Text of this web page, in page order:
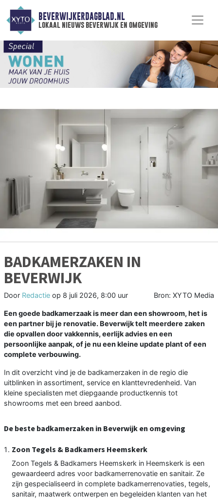
BEVERWIJKERDAGBLAD.NL
lokaal nieuws beverwijk en omgeving
BADKAMERZAKEN IN
BEVERWIJK
Door Redactie op 8 juli 2026, 8:00 uur Bron: XYTO Media
Een goede badkamerzaak is meer dan een showroom, het is
een partner bij je renovatie. Beverwijk telt meerdere zaken
die opvallen door vakkennis, eerlijk advies en een
persoonlijke aanpak, of je nu een kleine update plant of een
complete verbouwing.
In dit overzicht vind je de badkamerzaken in de regio die
uitblinken in assortiment, service en klanttevredenheid. Van
kleine specialisten met diepgaande productkennis tot
showrooms met een breed aanbod.
De beste badkamerzaken in Beverwijk en omgeving
Zoon Tegels & Badkamers Heemskerk
Zoon Tegels & Badkamers Heemskerk in Heemskerk is een
gewaardeerd adres voor badkamerrenovatie en sanitair. Ze
zijn gespecialiseerd in complete badkamerrenovaties, tegels,
sanitair, maatwerk ontwerpen en begeleiden klanten van het